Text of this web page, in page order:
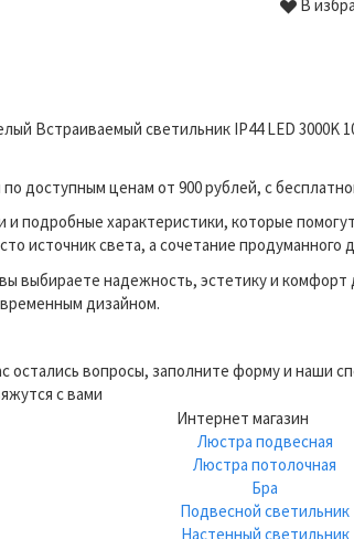
В
Встраиваемый светильник IP44 LED 3000K
доступным ценам от 900 рублей, с
подробные характеристики, которые
источник света, а сочетание продуманного
выбираете надежность, эстетику и
дизайном.
остались вопросы, заполните форму и наши
с вами
Интернет магазин
Люстра подвесная
Люстра потолочная
Бра
Подвесной светильник
Настенный светильник